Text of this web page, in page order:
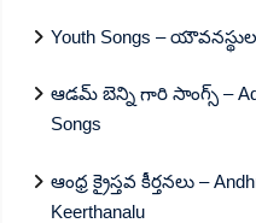
Youth Songs –
ఆడమ్ బెన్ని గారి సాంగ్స్ –
Songs
ఆంధ్ర క్రైస్తవ కీర్తనలు –
Keerthanalu